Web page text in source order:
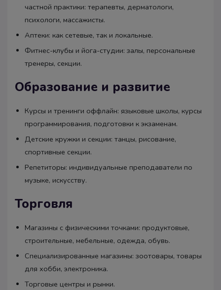
частной практики: терапевты, дерматологи,
психологи, массажисты.
Аптеки: как сетевые, так и локальные.
Фитнес-клубы и йога-студии: залы, персональные
тренеры, секции.
Образование и развитие
Курсы и тренинги оффлайн: языковые школы, курсы
программирования, подготовки к экзаменам.
Детские кружки и секции: танцы, рисование,
спортивные секции.
Репетиторы: индивидуальные преподаватели по
музыке, искусству.
Торговля
Магазины с физическими точками: продуктовые,
строительные, мебельные, одежда, обувь.
Специализированные магазины: зоотовары, товары
для хобби, электроника.
Торговые центры и рынки.